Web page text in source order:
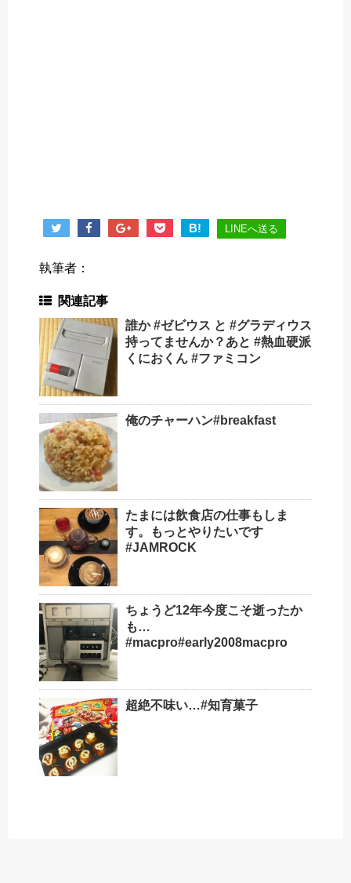
B! LINEへ送る
執筆者：
関連記事
誰か #ゼビウス と #グラディウス
持ってませんか？あと #熱血硬派
くにおくん #ファミコン
俺のチャーハン#breakfast
たまには飲食店の仕事もしま
す。もっとやりたいです
#JAMROCK
ちょうど12年今度こそ逝ったか
も…
#macpro#early2008macpro
超絶不味い…#知育菓子